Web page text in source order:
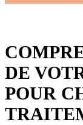
DE
POUR